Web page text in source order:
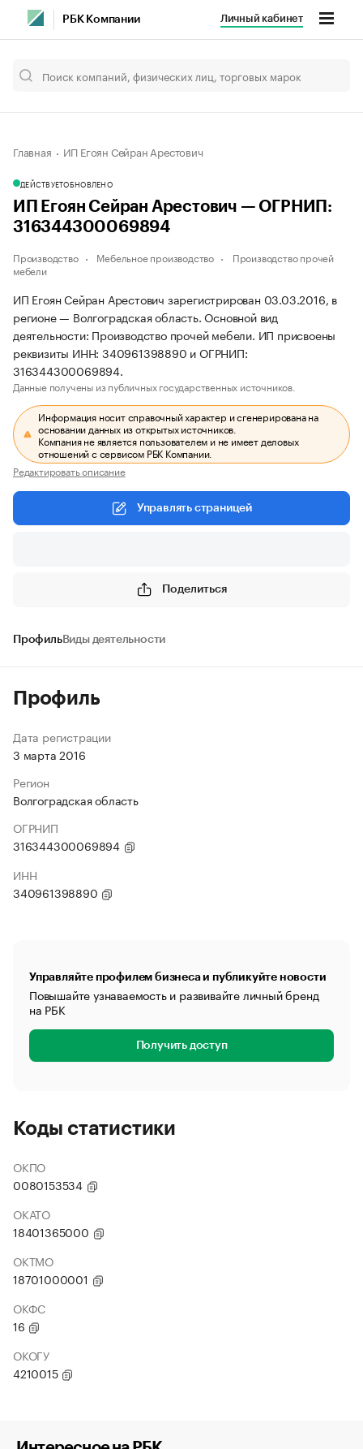
РБК Компании Личный кабинет
Главная ИП Егоян Сейран Арестович
ДЕЙСТВУЕТОБНОВЛЕНО
ИП Егоян Сейран Арестович — ОГРНИП:
316344300069894
Производство Мебельное производство
Производство прочей
мебели
ИП Егоян Сейран Арестович зарегистрирован 03.03.2016, в
регионе — Волгоградская область. Основной вид
деятельности: Производство прочей мебели. ИП присвоены
реквизиты ИНН: 340961398890 и ОГРНИП:
316344300069894.
Данные получены из публичных государственных источников.
Информация носит справочный характер и сгенерирована на
основании данных из открытых источников.
Компания не является пользователем и не имеет деловых
отношений с сервисом РБК Компании.
Редактировать описание
Управлять страницей
Поделиться
ПрофильВиды деятельности
Профиль
Дата регистрации
3 марта 2016
Регион
Волгоградская область
ОГРНИП
316344300069894
ИНН
340961398890
Управляйте профилем бизнеса и публикуйте новости
Повышайте узнаваемость и развивайте личный бренд
на РБК
Получить доступ
Коды статистики
ОКПО
0080153534
ОКАТО
18401365000
ОКТМО
18701000001
ОКФС
16
ОКОГУ
4210015